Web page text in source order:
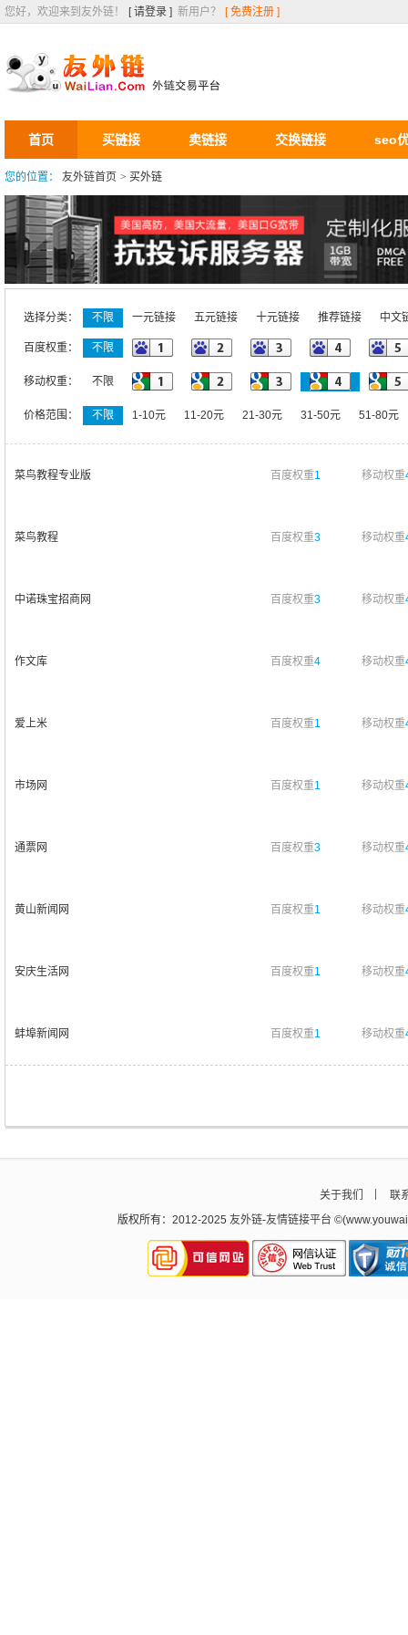
您好，欢迎来到友外链！ [ 请登录 ] 新用户？ [ 免费注册 ]
首页 买链接 卖链接 交换链接 seo
您的位置： 友外链首页 > 买外链
选择分类： 不限 一元链接 五元链接 十元链接 推荐链接 中文
百度权重： 不限
移动权重： 不限
价格范围： 不限 1-10元 11-20元 21-30元 31-50元 51-80元
菜鸟教程专业版 百度权重1 移动权重
菜鸟教程 百度权重3 移动权重
中诺珠宝招商网 百度权重3 移动权重
作文库 百度权重4 移动权重
爱上米 百度权重1 移动权重
市场网 百度权重1 移动权重
通票网 百度权重3 移动权重
黄山新闻网 百度权重1 移动权重
安庆生活网 百度权重1 移动权重
蚌埠新闻网 百度权重1 移动权重
关于我们
联
版权所有：2012-2025 友外链-友情链接平台